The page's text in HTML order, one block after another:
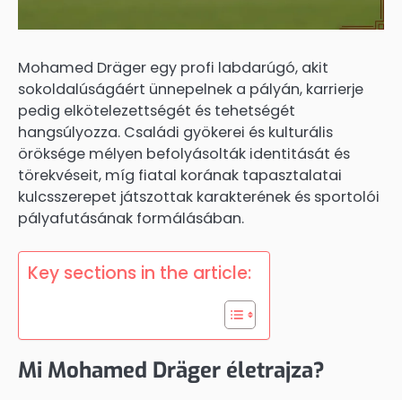
Mohamed Dräger egy profi labdarúgó, akit
sokoldalúságáért ünnepelnek a pályán, karrierje
pedig elkötelezettségét és tehetségét
hangsúlyozza. Családi gyökerei és kulturális
öröksége mélyen befolyásolták identitását és
törekvéseit, míg fiatal korának tapasztalatai
kulcsszerepet játszottak karakterének és sportolói
pályafutásának formálásában.
Key sections in the article:
Mi Mohamed Dräger életrajza?